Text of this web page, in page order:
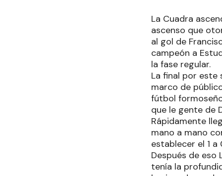
La Cuadra
ascenso que
al gol de
campeón a
la fase regular.
La final por este
marco de
fútbol
que le gente de
Rápidamente
mano a mano
establecer el 1 a
Después de
tenía la